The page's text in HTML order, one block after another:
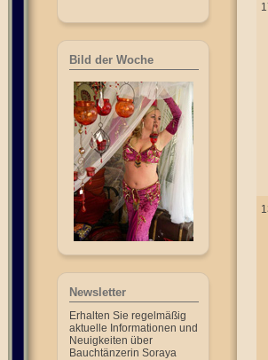
Bild der Woche
Newsletter
Erhalten Sie regelmäßig
aktuelle Informationen und
Neuigkeiten über
Bauchtänzerin Soraya